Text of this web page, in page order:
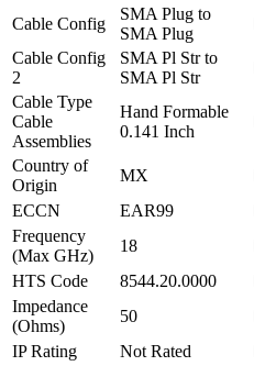
Cable Config
SMA Plug to
SMA Plug
Cable Config
2
SMA Pl Str to
SMA Pl Str
Cable Type
Cable
Assemblies
Hand Formable
0.141 Inch
Country of
Origin
MX
ECCN
EAR99
Frequency
(Max GHz)
18
HTS Code
8544.20.0000
Impedance
(Ohms)
50
IP Rating
Not Rated